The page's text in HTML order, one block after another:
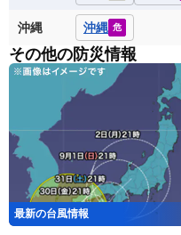
沖縄 沖縄 危
その他の防災情報
最新の台風情報